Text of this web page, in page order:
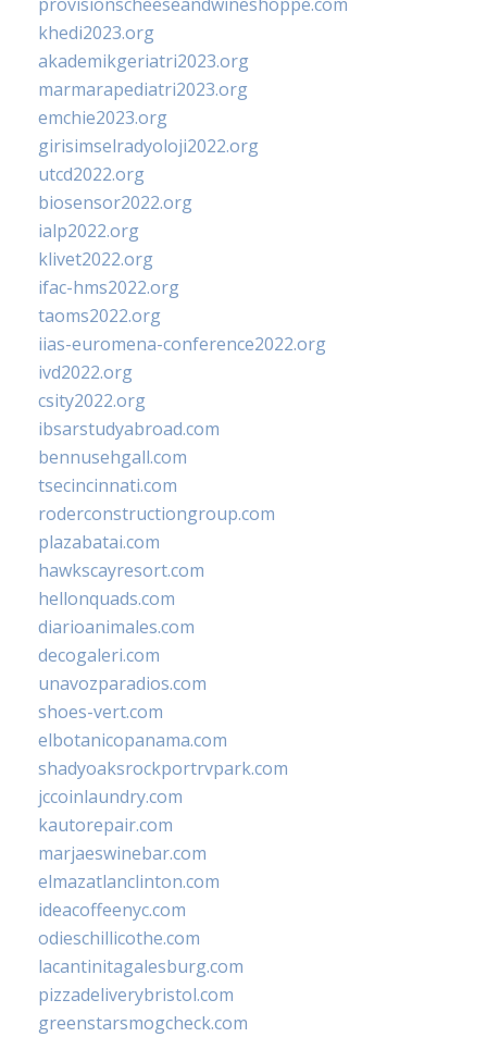
khedi2023.org
akademikgeriatri2023.org
marmarapediatri2023.org
emchie2023.org
girisimselradyoloji2022.org
utcd2022.org
biosensor2022.org
ialp2022.org
klivet2022.org
ifac-hms2022.org
taoms2022.org
iias-euromena-conference2022.org
ivd2022.org
csity2022.org
ibsarstudyabroad.com
bennusehgall.com
tsecincinnati.com
roderconstructiongroup.com
plazabatai.com
hawkscayresort.com
hellonquads.com
diarioanimales.com
decogaleri.com
unavozparadios.com
shoes-vert.com
elbotanicopanama.com
shadyoaksrockportrvpark.com
jccoinlaundry.com
kautorepair.com
marjaeswinebar.com
elmazatlanclinton.com
ideacoffeenyc.com
odieschillicothe.com
lacantinitagalesburg.com
pizzadeliverybristol.com
greenstarsmogcheck.com